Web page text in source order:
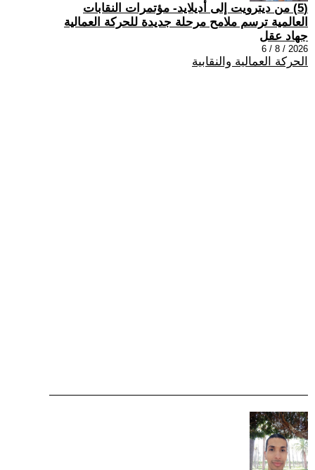
(5) من ديترويت إلى أديلايد- مؤتمرات النقابات
العالمية ترسم ملامح مرحلة جديدة للحركة العمالية
جهاد عقل
2026 / 8 / 6
الحركة العمالية والنقابية